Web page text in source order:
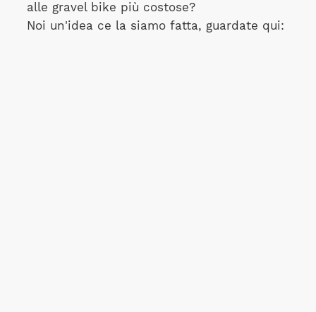
alle gravel bike più costose?
Noi un'idea ce la siamo fatta, guardate qui: